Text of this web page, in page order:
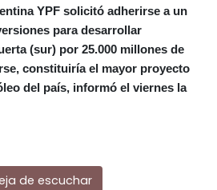
YPF solicitó adherirse a un
para desarrollar
(sur) por 25.000 millones de
constituiría el mayor proyecto
del país, informó el viernes la
de escuchar